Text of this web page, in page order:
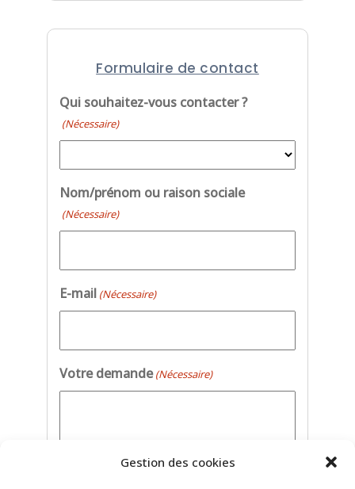
Gestion des cookies
Formulaire de contact
Qui souhaitez-vous contacter ?
(Nécessaire)
Nom/prénom ou raison sociale
(Nécessaire)
E-mail (Nécessaire)
Votre demande (Nécessaire)